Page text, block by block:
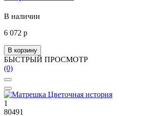
В наличии
6 072 р
В корзину
БЫСТРЫЙ ПРОСМОТР
(0)
1
80491